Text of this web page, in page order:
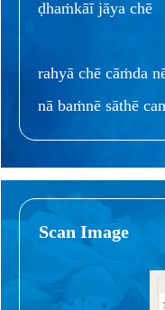
ḍhaṁkāī jāya chē
rahyā chē cāṁda
nā baṁnē sāthē
Scan Image